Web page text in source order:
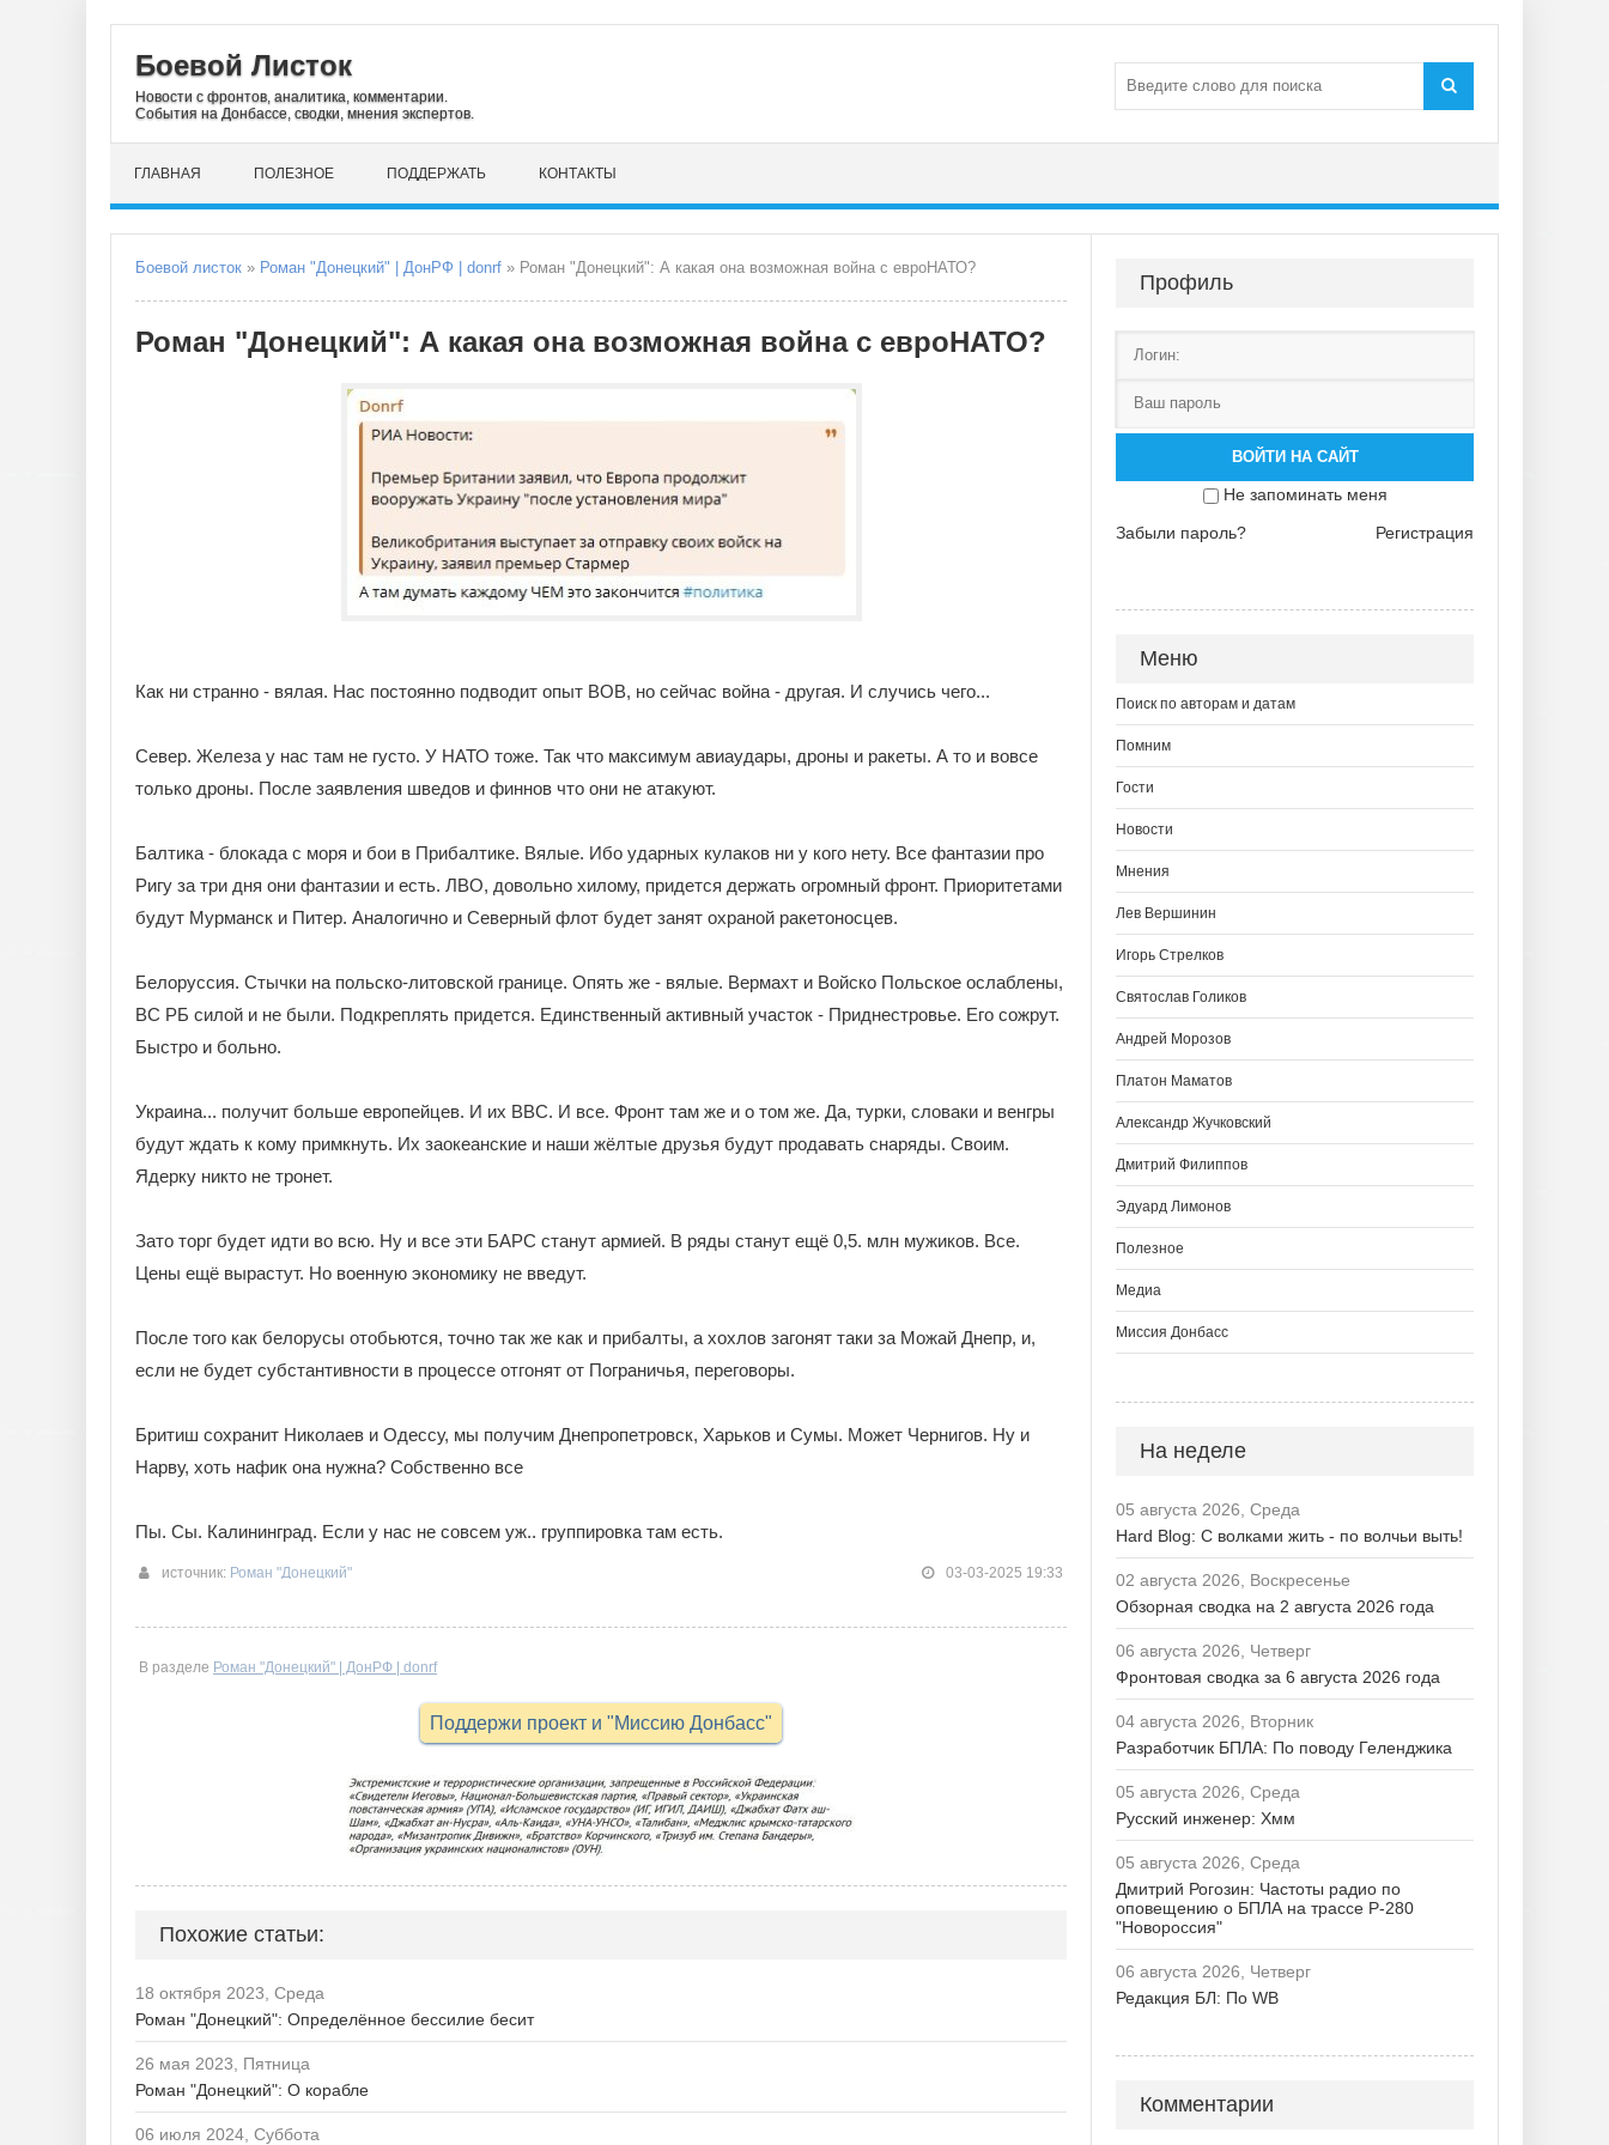
Боевой Листок
Новости с фронтов, аналитика, комментарии.
События на Донбассе, сводки, мнения экспертов.
ГЛАВНАЯ ПОЛЕЗНОЕ ПОДДЕРЖАТЬ КОНТАКТЫ
Боевой листок » Роман "Донецкий" | ДонРФ | donrf » Роман "Донецкий": А какая она возможная война с евроНАТО?
Роман "Донецкий": А какая она возможная война с евроНАТО?
Как ни странно - вялая. Нас постоянно подводит опыт ВОВ, но сейчас война - другая. И случись чего...
Север. Железа у нас там не густо. У НАТО тоже. Так что максимум авиаудары, дроны и ракеты. А то и вовсе
только дроны. После заявления шведов и финнов что они не атакуют.
Балтика - блокада с моря и бои в Прибалтике. Вялые. Ибо ударных кулаков ни у кого нету. Все фантазии про
Ригу за три дня они фантазии и есть. ЛВО, довольно хилому, придется держать огромный фронт. Приоритетами
будут Мурманск и Питер. Аналогично и Северный флот будет занят охраной ракетоносцев.
Белоруссия. Стычки на польско-литовской границе. Опять же - вялые. Вермахт и Войско Польское ослаблены,
ВС РБ силой и не были. Подкреплять придется. Единственный активный участок - Приднестровье. Его сожрут.
Быстро и больно.
Украина... получит больше европейцев. И их ВВС. И все. Фронт там же и о том же. Да, турки, словаки и венгры
будут ждать к кому примкнуть. Их заокеанские и наши жёлтые друзья будут продавать снаряды. Своим.
Ядерку никто не тронет.
Зато торг будет идти во всю. Ну и все эти БАРС станут армией. В ряды станут ещё 0,5. млн мужиков. Все.
Цены ещё вырастут. Но военную экономику не введут.
После того как белорусы отобьются, точно так же как и прибалты, а хохлов загонят таки за Можай Днепр, и,
если не будет субстантивности в процессе отгонят от Пограничья, переговоры.
Бритиш сохранит Николаев и Одессу, мы получим Днепропетровск, Харьков и Сумы. Может Чернигов. Ну и
Нарву, хоть нафик она нужна? Собственно все
Пы. Сы. Калининград. Если у нас не совсем уж.. группировка там есть.
источник: Роман "Донецкий" 03-03-2025 19:33
В разделе Роман "Донецкий" | ДонРФ | donrf
Поддержи проект и "Миссию Донбасс"
Похожие статьи:
18 октября 2023, Среда
Роман "Донецкий": Определённое бессилие бесит
26 мая 2023, Пятница
Роман "Донецкий": О корабле
06 июля 2024, Суббота
Профиль
ВОЙТИ НА САЙТ
Не запоминать меня
Забыли пароль?
Регистрация
Меню
Поиск по авторам и датам
Помним
Гости
Новости
Мнения
Лев Вершинин
Игорь Стрелков
Святослав Голиков
Андрей Морозов
Платон Маматов
Александр Жучковский
Дмитрий Филиппов
Эдуард Лимонов
Полезное
Медиа
Миссия Донбасс
На неделе
05 августа 2026, Среда
Hard Blog: С волками жить - по волчьи выть!
02 августа 2026, Воскресенье
Обзорная сводка на 2 августа 2026 года
06 августа 2026, Четверг
Фронтовая сводка за 6 августа 2026 года
04 августа 2026, Вторник
Разработчик БПЛА: По поводу Геленджика
05 августа 2026, Среда
Русский инженер: Хмм
05 августа 2026, Среда
Дмитрий Рогозин: Частоты радио по
оповещению о БПЛА на трассе Р-280
"Новороссия"
06 августа 2026, Четверг
Редакция БЛ: По WB
Комментарии